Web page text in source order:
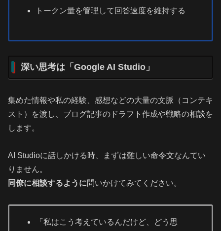
トークン量を管理して回答速度を維持する
深い思考は「Google AI Studio」
集めた情報や私の経験、感想などの大量の文脈（コンテキ
スト）を渡し、ブログ記事のドラフト作成や戦略の相談を
します。
AI Studioに話しかける時、まずは難しい命令文なんてい
りません。
同僚に相談するように問いかけてみてください。
「私はこう考えているんだけど、どう思